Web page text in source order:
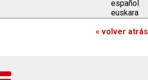
español
euskara
« volver atrás